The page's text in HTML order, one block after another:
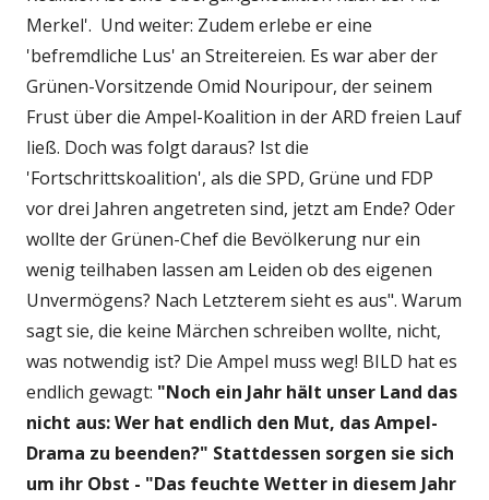
Merkel'. Und weiter: Zudem erlebe er eine
'befremdliche Lus' an Streitereien. Es war aber der
Grünen-Vorsitzende Omid Nouripour, der seinem
Frust über die Ampel-Koalition in der ARD freien Lauf
ließ. Doch was folgt daraus? Ist die
'Fortschrittskoalition', als die SPD, Grüne und FDP
vor drei Jahren angetreten sind, jetzt am Ende? Oder
wollte der Grünen-Chef die Bevölkerung nur ein
wenig teilhaben lassen am Leiden ob des eigenen
Unvermögens? Nach Letzterem sieht es aus". Warum
sagt sie, die keine Märchen schreiben wollte, nicht,
was notwendig ist? Die Ampel muss weg! BILD hat es
endlich gewagt: "Noch ein Jahr hält unser Land das
nicht aus: Wer hat endlich den Mut, das Ampel-
Drama zu beenden?" Stattdessen sorgen sie sich
um ihr Obst - "Das feuchte Wetter in diesem Jahr